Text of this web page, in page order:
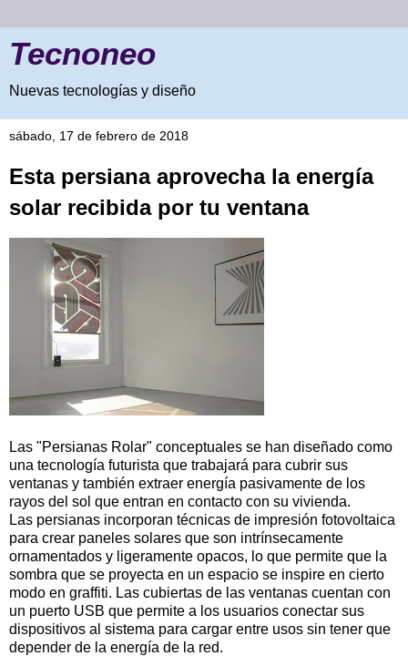
Tecnoneo
Nuevas tecnologías y diseño
sábado, 17 de febrero de 2018
Esta persiana aprovecha la energía
solar recibida por tu ventana
Las "Persianas Rolar" conceptuales se han diseñado como
una tecnología futurista que trabajará para cubrir sus
ventanas y también extraer energía pasivamente de los
rayos del sol que entran en contacto con su vivienda.
Las persianas incorporan técnicas de impresión fotovoltaica
para crear paneles solares que son intrínsecamente
ornamentados y ligeramente opacos, lo que permite que la
sombra que se proyecta en un espacio se inspire en cierto
modo en graffiti. Las cubiertas de las ventanas cuentan con
un puerto USB que permite a los usuarios conectar sus
dispositivos al sistema para cargar entre usos sin tener que
depender de la energía de la red.